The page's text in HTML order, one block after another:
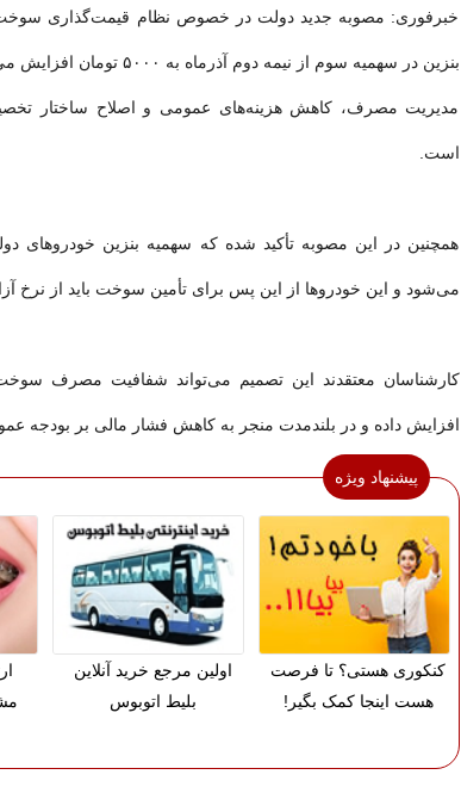
خبرفوری: مصوبه جدید دولت در خصوص نظام قیمت‌گذاری
بنزین در سهمیه سوم از نیمه دوم
مدیریت مصرف، کاهش هزینه‌های عمومی و اصلاح ساختار
است.
همچنین در این مصوبه تأکید شده که سهمیه بنزین خودروهای
می‌شود و این خودروها از این پس برای تأمین سوخت باید از نرخ
کارشناسان معتقدند این تصمیم می‌تواند شفافیت مصرف سوخت
افزایش داده و در بلندمدت منجر به کاهش فشار مالی بر بودجه
پیشنهاد ویژه
کنکوری هستی؟ تا فرصت
هست اینجا کمک بگیر!
اولین مرجع خرید آنلاین
بلیط اتوبوس